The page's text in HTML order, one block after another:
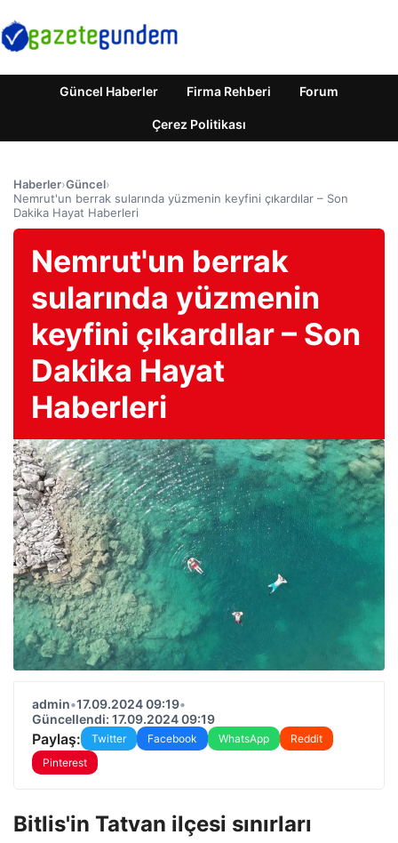
Güncel Haberler Firma Rehberi Forum
Çerez Politikası
Haberler›Güncel›
Nemrut'un berrak sularında yüzmenin keyfini çıkardılar – Son
Dakika Hayat Haberleri
Nemrut'un berrak
sularında yüzmenin
keyfini çıkardılar – Son
Dakika Hayat
Haberleri
admin•17.09.2024 09:19•
Güncellendi: 17.09.2024 09:19
Paylaş: Twitter Facebook WhatsApp
Reddit
Pinterest
Bitlis'in Tatvan ilçesi sınırları